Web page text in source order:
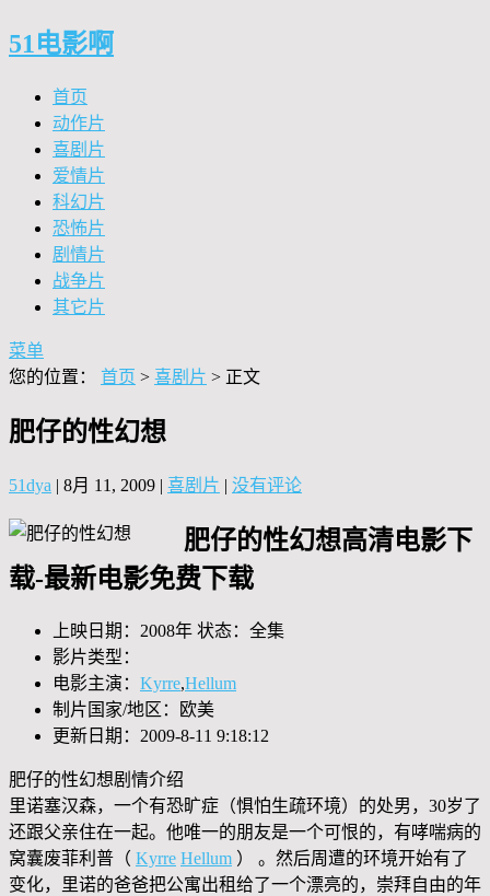
51电影啊
首页
动作片
喜剧片
爱情片
科幻片
恐怖片
剧情片
战争片
其它片
菜单
您的位置： 首页 > 喜剧片 > 正文
肥仔的性幻想
51dya | 8月 11, 2009 | 喜剧片 | 没有评论
肥仔的性幻想高清电影下
载-最新电影免费下载
上映日期：2008年 状态：全集
影片类型：
电影主演： Kyrre,Hellum
制片国家/地区：欧美
更新日期：2009-8-11 9:18:12
肥仔的性幻想剧情介绍
里诺塞汉森，一个有恐旷症（惧怕生疏环境）的处男，30岁了
还跟父亲住在一起。他唯一的朋友是一个可恨的，有哮喘病的
窝囊废菲利普（ Kyrre Hellum ） 。然后周遭的环境开始有了
变化，里诺的爸爸把公寓出租给了一个漂亮的，崇拜自由的年